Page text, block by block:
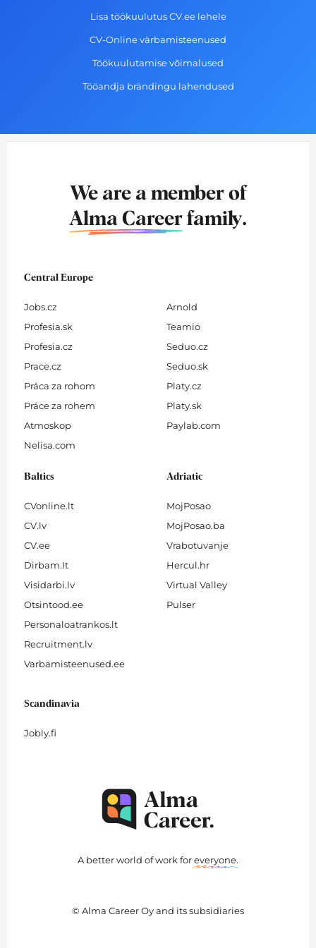
Lisa töökuulutus CV.ee lehele
CV-Online värbamisteenused
Töökuulutamise võimalused
Tööandja brändingu lahendused
We are a member of
Alma Career family.
Central Europe
Jobs.cz
Profesia.sk
Profesia.cz
Prace.cz
Práca za rohom
Práce za rohem
Atmoskop
Nelisa.com
Arnold
Teamio
Seduo.cz
Seduo.sk
Platy.cz
Platy.sk
Paylab.com
Baltics
CVonline.lt
CV.lv
CV.ee
Dirbam.It
Visidarbi.lv
Otsintood.ee
Personaloatrankos.lt
Recruitment.lv
Varbamisteenused.ee
Adriatic
MojPosao
MojPosao.ba
Vrabotuvanje
Hercul.hr
Virtual Valley
Pulser
Scandinavia
Jobly.fi
A better world of work foreveryone.
© Alma Career Oy and its subsidiaries